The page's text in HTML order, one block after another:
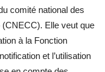
comité national des
Elle veut que
à la Fonction
et l’utilisation